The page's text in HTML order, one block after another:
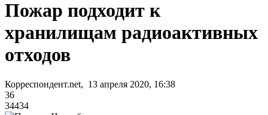
Пожар подходит к
хранилищам радиоактивных
отходов
Корреспондент.net, 13 апреля 2020, 16:38
36
34434